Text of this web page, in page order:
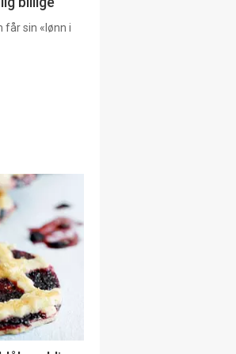
får sin «lønn i